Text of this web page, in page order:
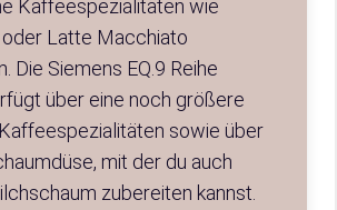
Kaffeespezialitäten wie
Latte Macchiato
Die Siemens EQ.9 Reihe
über eine noch größere
sowie über
mit der du auch
zubereiten kannst.